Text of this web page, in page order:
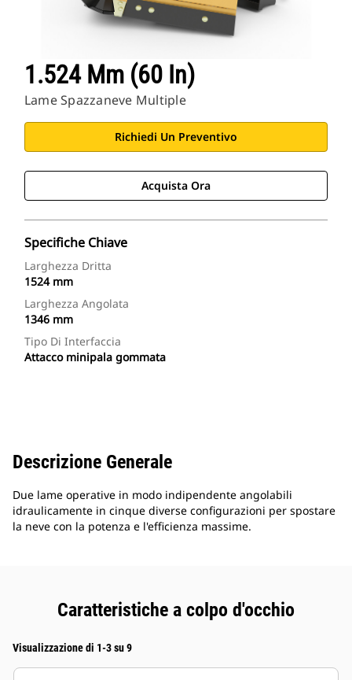
1.524 Mm (60 In)
Lame Spazzaneve Multiple
Richiedi Un Preventivo
Acquista Ora
Specifiche Chiave
Larghezza Dritta
1524 mm
Larghezza Angolata
1346 mm
Tipo Di Interfaccia
Attacco minipala gommata
Descrizione Generale
Due lame operative in modo indipendente angolabili
idraulicamente in cinque diverse configurazioni per spostare
la neve con la potenza e l'efficienza massime.
Caratteristiche a colpo d'occhio
Visualizzazione di 1-3 su 9